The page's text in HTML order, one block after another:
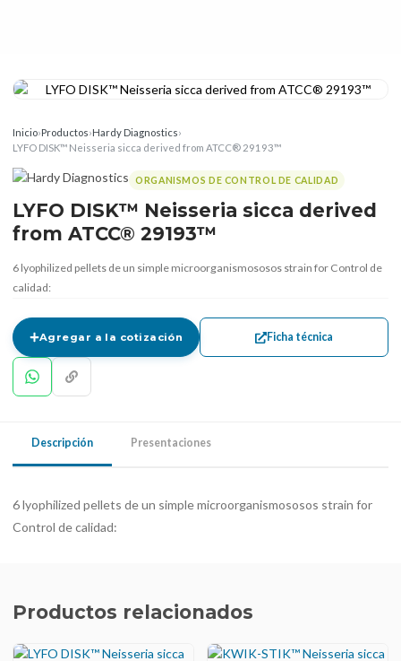
Inicio›Productos›Hardy Diagnostics›
LYFO DISK™ Neisseria sicca derived from ATCC® 29193™
ORGANISMOS DE CONTROL DE CALIDAD
LYFO DISK™ Neisseria sicca derived
from ATCC® 29193™
6 lyophilized pellets de un simple microorganismososos strain for Control de
calidad:
Agregar a la cotización Ficha técnica
Descripción Presentaciones
6 lyophilized pellets de un simple microorganismososos strain for
Control de calidad:
Productos relacionados